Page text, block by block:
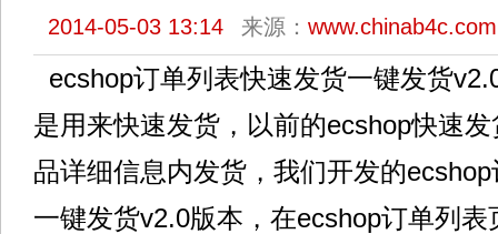
2014-05-03 13:14 来源： www.chinab4c.com
ecshop订单列表快速发货一键发货
是用来快速发货，以前的ecshop快速
品详细信息内发货，我们开发的
一键发货v2.0版本，在ecshop订单列